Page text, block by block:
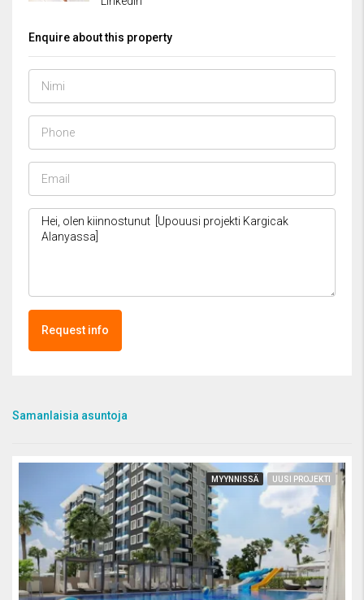
Enquire about this property
Request info
Samanlaisia asuntoja
MYYNNISSÄ UUSI PROJEKTI